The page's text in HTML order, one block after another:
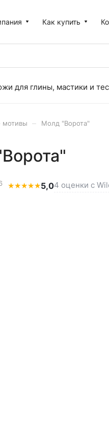
Как купить
для глины, мастики и
мотивы Молд "Ворота"
★★★★★5,04 оценки с